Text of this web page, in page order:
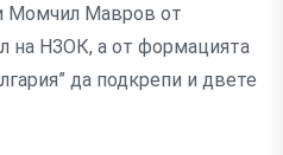
Момчил Мавров от
на НЗОК, а от формацията
да подкрепи и двете